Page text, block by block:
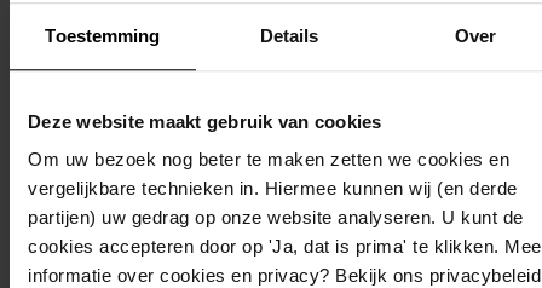
Toestemming Details Over
Deze website maakt gebruik van cookies
Om uw bezoek nog beter te maken zetten we cookies en
vergelijkbare technieken in. Hiermee kunnen wij (en derde
partijen) uw gedrag op onze website analyseren. U kunt de
cookies accepteren door op 'Ja, dat is prima' te klikken.
informatie over cookies en privacy? Bekijk ons privacybeleid
52
andijk
andijk,
middenweg
plaatsen van een
dakopbouw